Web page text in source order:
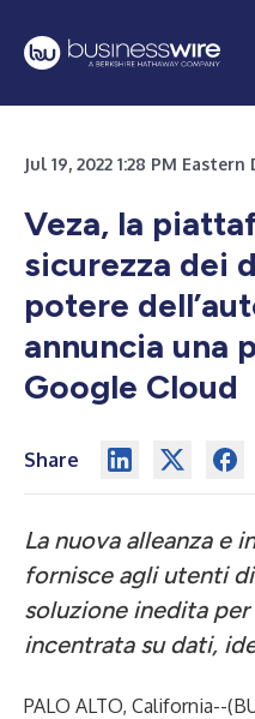
Jul 19, 2022 1:28 PM
Veza, la
sicurezza dei
potere
annuncia una
Google Cloud
Share
La nuova alleanza e
fornisce agli utenti
soluzione inedita
incentrata su dati,
PALO ALTO, California--(